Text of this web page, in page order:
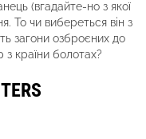
(вгадайте-но з якої
То чи вибереться він з
загони озброєних до
з країни болотах?